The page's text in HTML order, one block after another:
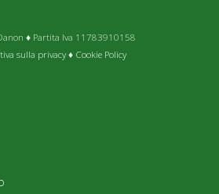
♦ Partita Iva 11783910158
sulla privacy♦ Cookie Policy